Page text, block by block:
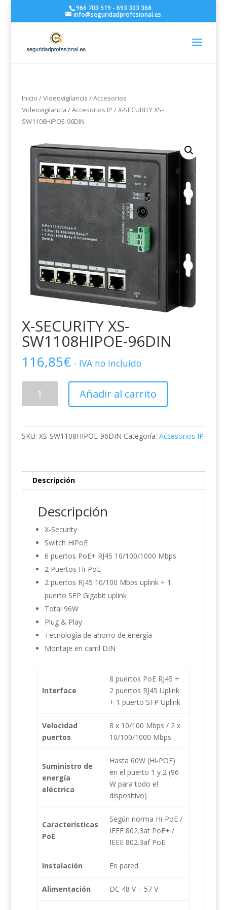
966 703 519 - 693 303 368
info@seguridadprofesional.es
Inicio /Videovigilancia /Accesorios
Videovigilancia /Accesorios IP / X-SECURITY XS-
SW1108HIPOE-96DIN
X-SECURITY XS-
SW1108HIPOE-96DIN
116,85€ - IVA no incluido
SECURITY
96DIN
Añadir al carrito
SKU: XS-SW1108HIPOE-96DIN Categoría: Accesorios IP
Descripción
Descripción
X-Security
Switch HiPoE
6 puertos PoE+ RJ45 10/100/1000 Mbps
2 Puertos Hi-PoE
2 puertos RJ45 10/100 Mbps uplink + 1
puerto SFP Gigabit uplink
Total 96W
Plug & Play
Tecnología de ahorro de energía
Montaje en carril DIN
Interface
8 puertos PoE RJ45 +
2 puertos RJ45 Uplink
+ 1 puerto SFP Uplink
Velocidad
puertos
8 x 10/100 Mbps / 2 x
10/100/1000 Mbps
Suministro de
energía
eléctrica
Hasta 60W (Hi-POE)
en el puerto 1 y 2 (96
W para todo el
dispositivo)
Características
PoE
Según norma Hi-PoE /
IEEE 802.3at PoE+ /
IEEE 802.3af PoE
Instalación En pared
Alimentación DC 48 V – 57 V